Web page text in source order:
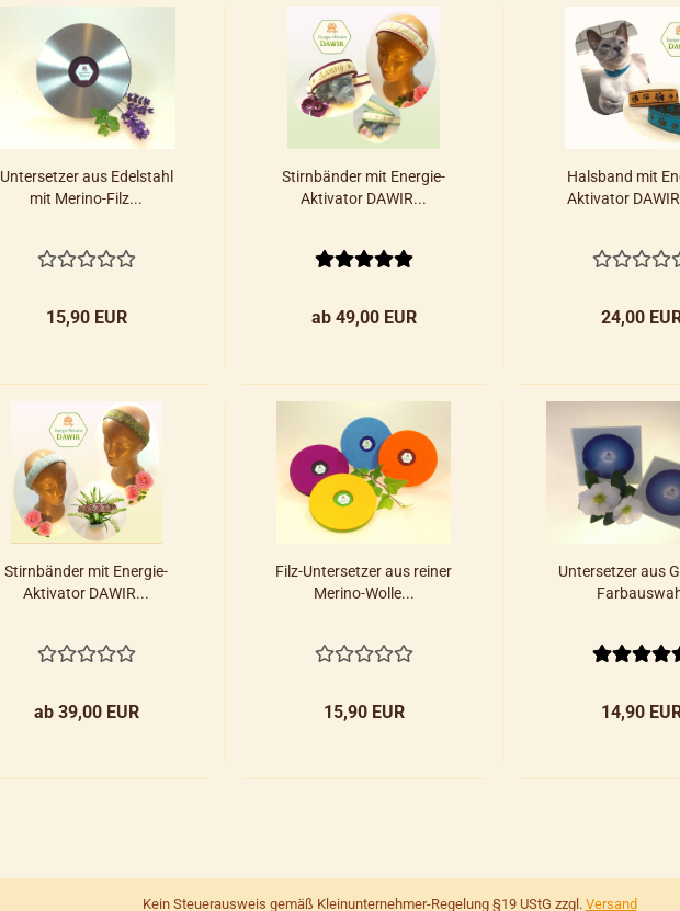
Untersetzer aus Edelstahl
mit Merino-Filz...
15,90 EUR
Stirnbänder mit Energie-
Aktivator DAWIR...
ab 49,00 EUR
Halsband mit
Aktivator
24,00
Stirnbänder mit Energie-
Aktivator DAWIR...
ab 39,00 EUR
Filz-Untersetzer aus reiner
Merino-Wolle...
15,90 EUR
Untersetzer aus
14,90
Kein Steuerausweis gemäß Kleinunternehmer-Regelung §19 UStG zzgl. Versand